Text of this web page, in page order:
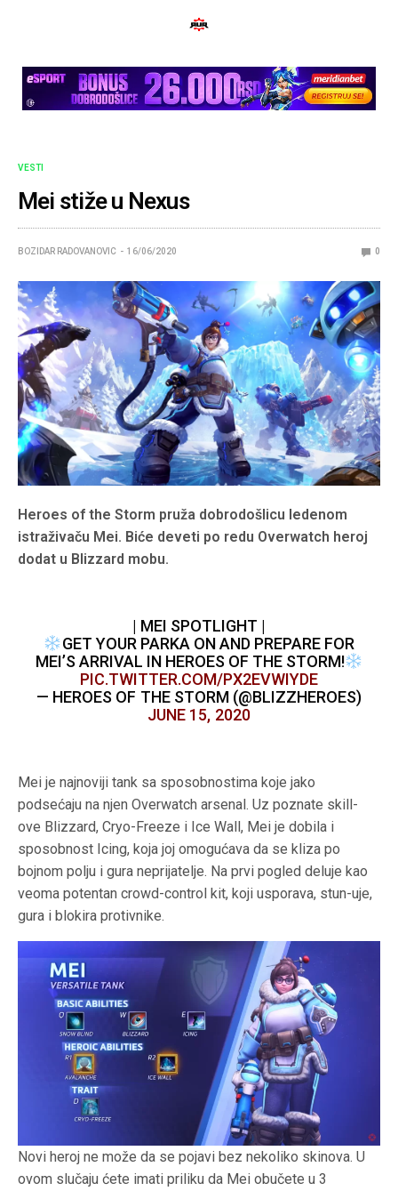
VESTI
Mei stiže u Nexus
BOZIDAR RADOVANOVIC 16/06/2020 0
Heroes of the Storm pruža dobrodošlicu ledenom
istraživaču Mei. Biće deveti po redu Overwatch heroj
dodat u Blizzard mobu.
| MEI SPOTLIGHT |
GET YOUR PARKA ON AND PREPARE FOR
MEI’S ARRIVAL IN HEROES OF THE STORM!
PIC.TWITTER.COM/PX2EVWIYDE
— HEROES OF THE STORM (@BLIZZHEROES)
JUNE 15, 2020
Mei je najnoviji tank sa sposobnostima koje jako
podsećaju na njen Overwatch arsenal. Uz poznate skill-
ove Blizzard, Cryo-Freeze i Ice Wall, Mei je dobila i
sposobnost Icing, koja joj omogućava da se kliza po
bojnom polju i gura neprijatelje. Na prvi pogled deluje kao
veoma potentan crowd-control kit, koji usporava, stun-uje,
gura i blokira protivnike.
Novi heroj ne može da se pojavi bez nekoliko skinova. U
ovom slučaju ćete imati priliku da Mei obučete u 3